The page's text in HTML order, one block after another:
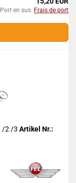
en sus. Frais de port
/2 /3 Artikel Nr.: